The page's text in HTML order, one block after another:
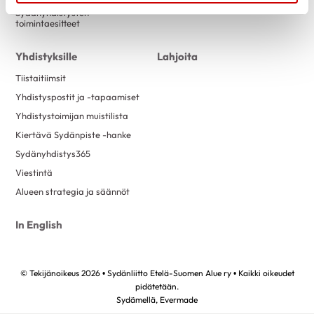
Sydänyhdistysten
toimintaesitteet
Yhdistyksille
Tiistaitiimsit
Yhdistyspostit ja -tapaamiset
Yhdistystoimijan muistilista
Kiertävä Sydänpiste -hanke
Sydänyhdistys365
Viestintä
Alueen strategia ja säännöt
Lahjoita
In English
© Tekijänoikeus 2026 • Sydänliitto Etelä-Suomen Alue ry • Kaikki oikeudet
pidätetään.
Sydämellä, Evermade